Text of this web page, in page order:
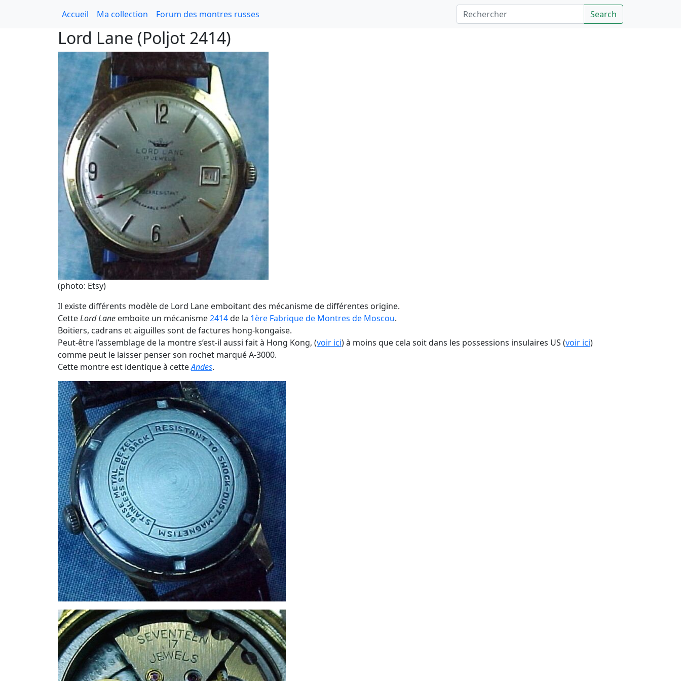
Accueil Ma collection Forum des montres russes Rechercher
Search
Lord Lane (Poljot 2414)
(photo: Etsy)
Il existe différents modèle de Lord Lane emboitant des mécanisme de différentes origine.
CetteLord Lane emboite un mécanisme2414de la 1ère Fabrique de Montres de Moscou.
Boitiers, cadrans et aiguilles sont de factures hong-kongaise.
Peut-être l’assemblage de la montre s’est-il aussi fait à Hong Kong, (voir ici) à moins que cela soit dans les possessions insulaires US (voir ici)
comme peut le laisser penser son rochet marqué A-3000.
Cette montre est identique à cetteAndes.